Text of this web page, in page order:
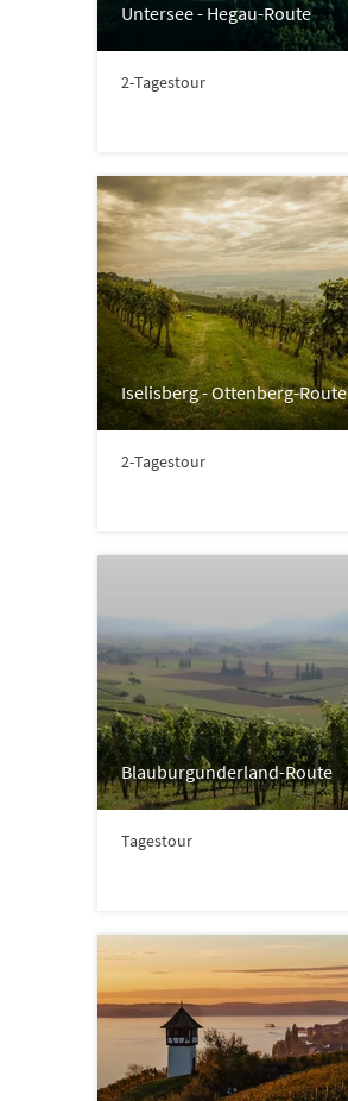
Untersee - Hegau-Route
2-Tagestour
Iselisberg - Ottenberg-Route
2-Tagestour
Blauburgunderland-Route
Tagestour